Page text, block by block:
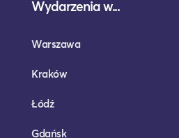
Wydarzenia w...
Warszawa
Kraków
Łódź
Gdańsk